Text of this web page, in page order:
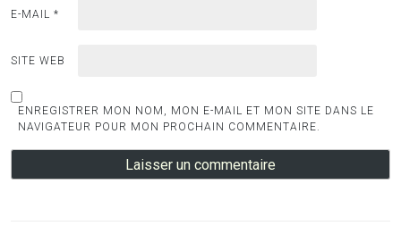
E-MAIL *
SITE WEB
ENREGISTRER MON NOM, MON E-MAIL ET MON SITE DANS LE
NAVIGATEUR POUR MON PROCHAIN COMMENTAIRE.